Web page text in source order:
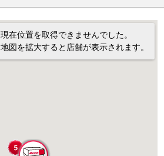
現在位置を取得できませんでした。
地図を拡大すると店舗が表示されます。